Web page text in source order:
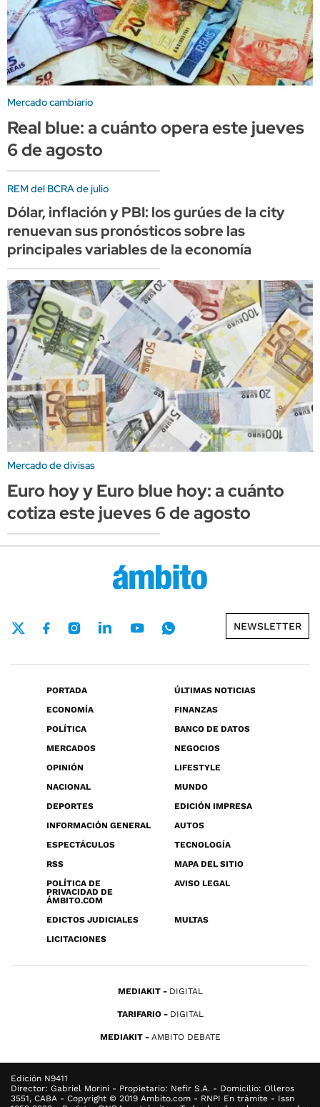
Mercado cambiario
Real blue: a cuánto opera este jueves
6 de agosto
REM del BCRA de julio
Dólar, inflación y PBI: los gurúes de la city
renuevan sus pronósticos sobre las
principales variables de la economía
Mercado de divisas
Euro hoy y Euro blue hoy: a cuánto
cotiza este jueves 6 de agosto
NEWSLETTER
PORTADA
ÚLTIMAS NOTICIAS
ECONOMÍA
FINANZAS
POLÍTICA
BANCO DE DATOS
MERCADOS
NEGOCIOS
OPINIÓN
LIFESTYLE
NACIONAL
MUNDO
DEPORTES
EDICIÓN IMPRESA
INFORMACIÓN GENERAL
AUTOS
ESPECTÁCULOS
TECNOLOGÍA
RSS
MAPA DEL SITIO
POLÍTICA DE
PRIVACIDAD DE
ÁMBITO.COM
AVISO LEGAL
EDICTOS JUDICIALES
MULTAS
LICITACIONES
MEDIAKIT DIGITAL
TARIFARIO DIGITAL
MEDIAKIT AMBITO DEBATE
Edición N9411
Director: Gabriel Morini - Propietario: Nefir S.A. - Domicilio: Olleros
3551, CABA - Copyright © 2019 Ambito.com - RNPI En trámite - Issn